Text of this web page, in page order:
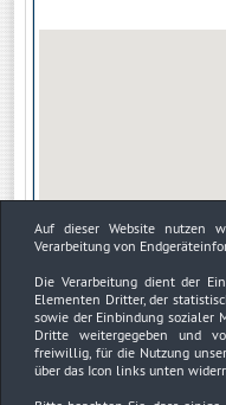
Auf dieser Website nutzen
Verarbeitung von
Die Verarbeitung dient der
Elementen Dritter, der
sowie der Einbindung sozialer
Dritte weitergegeben und
freiwillig, für die Nutzung
über das Icon links unten